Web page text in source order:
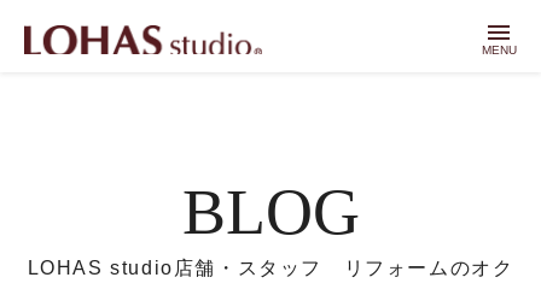
menu
MENU
BLOG
LOHAS studio店舗・スタッフ リフォームのオク